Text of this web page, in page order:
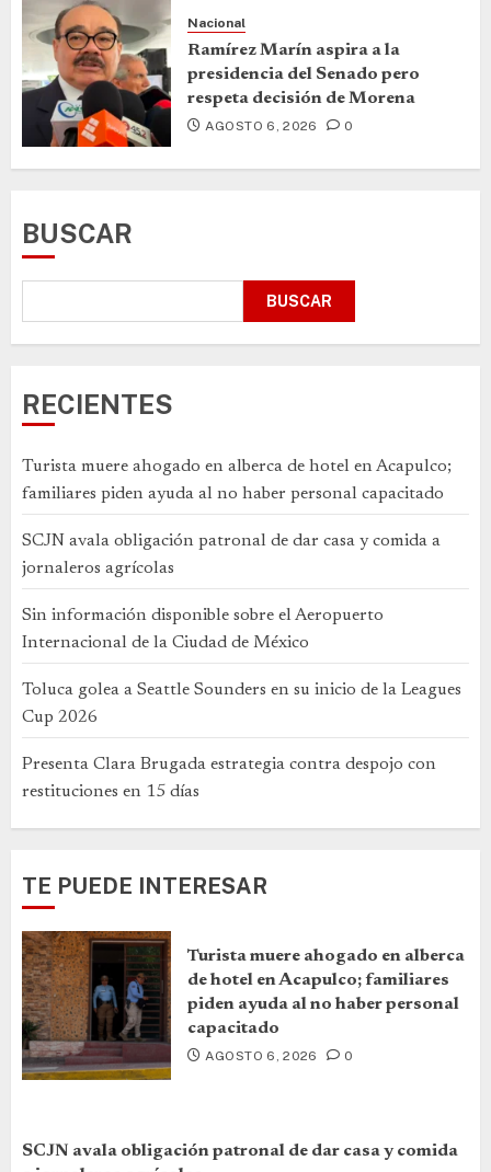
Nacional
Ramírez Marín aspira a la
presidencia del Senado pero
respeta decisión de Morena
AGOSTO 6, 2026 0
BUSCAR
BUSCAR
RECIENTES
Turista muere ahogado en alberca de hotel en Acapulco;
familiares piden ayuda al no haber personal capacitado
SCJN avala obligación patronal de dar casa y comida a
jornaleros agrícolas
Sin información disponible sobre el Aeropuerto
Internacional de la Ciudad de México
Toluca golea a Seattle Sounders en su inicio de la Leagues
Cup 2026
Presenta Clara Brugada estrategia contra despojo con
restituciones en 15 días
TE PUEDE INTERESAR
Turista muere ahogado en alberca
de hotel en Acapulco; familiares
piden ayuda al no haber personal
capacitado
AGOSTO 6, 2026 0
SCJN avala obligación patronal de dar casa y comida